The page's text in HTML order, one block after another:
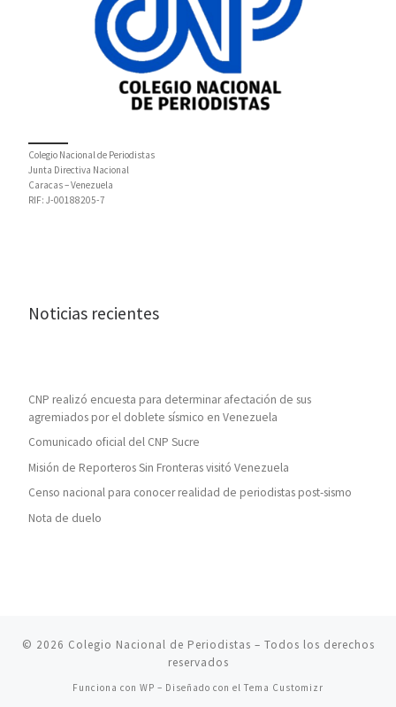
Colegio Nacional de Periodistas
Junta Directiva Nacional
Caracas – Venezuela
RIF: J-00188205-7
Noticias recientes
CNP realizó encuesta para determinar afectación de sus
agremiados por el doblete sísmico en Venezuela
Comunicado oficial del CNP Sucre
Misión de Reporteros Sin Fronteras visitó Venezuela
Censo nacional para conocer realidad de periodistas post-sismo
Nota de duelo
© 2026 Colegio Nacional de Periodistas – Todos los derechos
reservados
Funciona con WP – Diseñado con el Tema Customizr